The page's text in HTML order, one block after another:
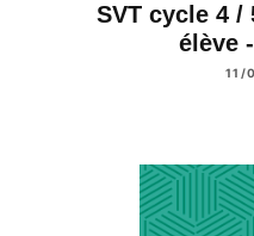
SVT cycle 4 /
élève
11/